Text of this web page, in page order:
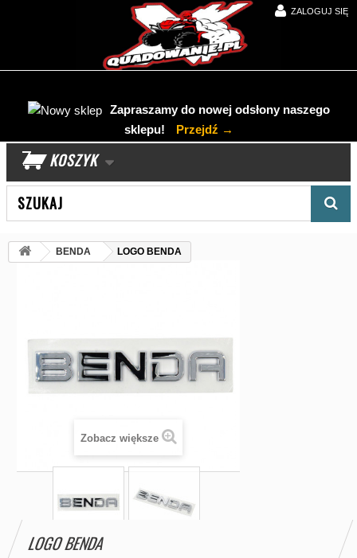
ZALOGUJ SIĘ
Zapraszamy do nowej odsłony naszego
sklepu!
Przejdź →
KOSZYK
BENDA LOGO BENDA
Zobacz większe
LOGO BENDA